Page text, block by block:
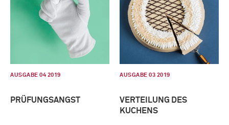
AUSGABE 04 2019
PRÜFUNGSANGST
AUSGABE 03 2019
VERTEILUNG DES
KUCHENS